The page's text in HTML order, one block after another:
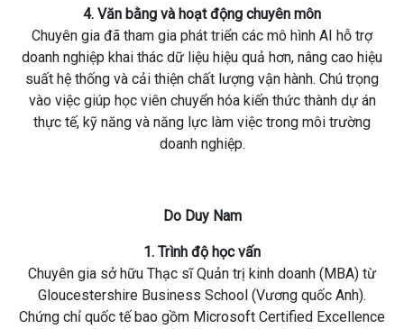
4. Văn bằng và hoạt động chuyên môn
Chuyên gia đã tham gia phát triển các mô hình AI hỗ trợ
doanh nghiệp khai thác dữ liệu hiệu quả hơn, nâng cao hiệu
suất hệ thống và cải thiện chất lượng vận hành. Chú trọng
vào việc giúp học viên chuyển hóa kiến thức thành dự án
thực tế, kỹ năng và năng lực làm việc trong môi trường
doanh nghiệp.
Do Duy Nam
1. Trình độ học vấn
Chuyên gia sở hữu Thạc sĩ Quản trị kinh doanh (MBA) từ
Gloucestershire Business School (Vương quốc Anh).
Chứng chỉ quốc tế bao gồm Microsoft Certified Excellence